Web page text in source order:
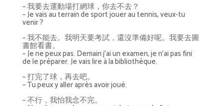
– 我要去運動場打網球，你去不去？
– Je vais au terrain de sport jouer au tennis, veux-tu
venir ?
– 我不能去。我明天要考試，還沒準備好呢。我要去圖
書館看書。
– Je ne peux pas. Demain j’ai un examen, je n’ai pas fini
de le préparer. Je vais lire à la bibliothèque.
– 打完了球，再去吧。
– Tu peux y aller après avoir joué.
– 不行，我怕我念不完。